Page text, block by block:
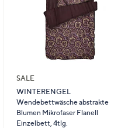
SALE
WINTERENGEL
Wendebettwäsche abstrakte
Blumen Mikrofaser Flanell
Einzelbett, 4tlg.